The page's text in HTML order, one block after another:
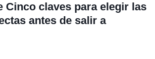
Cinco claves para elegir las
antes de salir a